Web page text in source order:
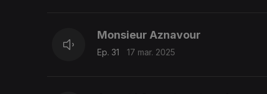
Monsieur Aznavour
Ep. 31 17 mar. 2025